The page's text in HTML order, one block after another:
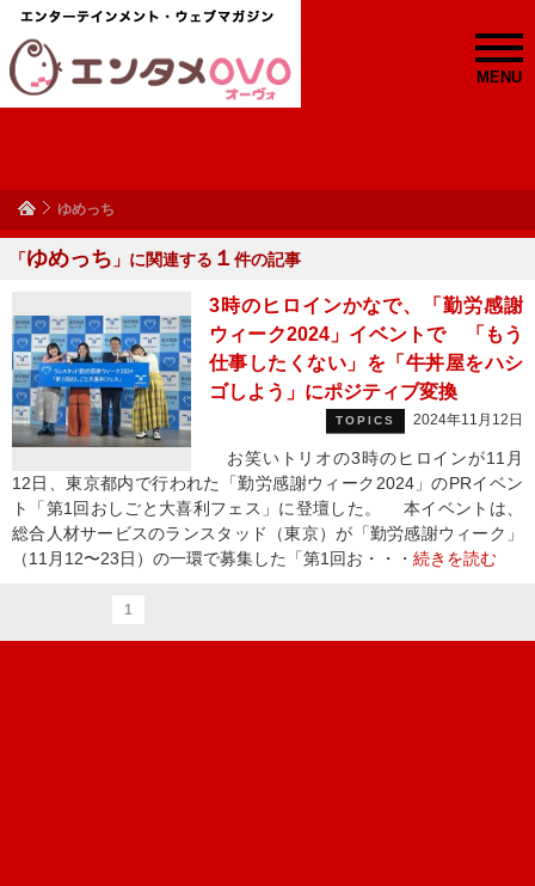
MENU
ゆめっち
「ゆめっち 」に関連する １ 件の記事
3時のヒロインかなで、「勤労感謝
ウィーク2024」イベントで 「もう
仕事したくない」を「牛丼屋をハシ
ゴしよう」にポジティブ変換
TOPICS 2024年11月12日
お笑いトリオの3時のヒロインが11月
12日、東京都内で行われた「勤労感謝ウィーク2024」のPRイベン
ト「第1回おしごと大喜利フェス」に登壇した。 本イベントは、
総合人材サービスのランスタッド（東京）が「勤労感謝ウィーク」
（11月12〜23日）の一環で募集した「第1回お・・・ 続きを読む
1